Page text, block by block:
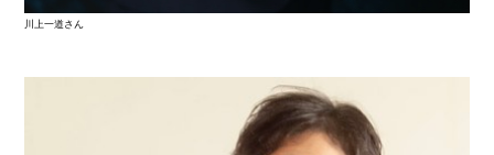
川上一道さん